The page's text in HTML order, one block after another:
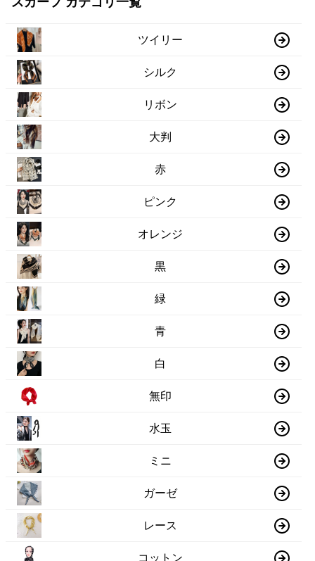
ツイリー
シルク
リボン
大判
赤
ピンク
オレンジ
黒
緑
青
白
無印
水玉
ミニ
ガーゼ
レース
コットン